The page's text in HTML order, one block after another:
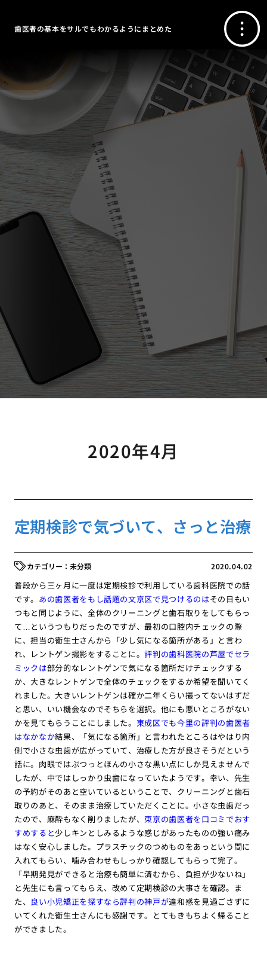
歯医者の基本をサルでもわかるようにまとめた
2020年4月
定期検診で気づいて、さっと治療
2020.04.02
未分類
普段から三ヶ月に一度は定期検診で利用している歯科医院での話
です。 あの歯医者をもし話題の文京区で見つけるのはその日もい
つもと同じように、全体のクリーニングと歯石取りをしてもらっ
て…というつもりだったのですが、最初の口腔内チェックの際
に、担当の衛生士さんから「少し気になる箇所がある」と言わ
れ、レントゲン撮影をすることに。評判の歯科医院の芦屋でセラ
ミックは部分的なレントゲンで気になる箇所だけチェックする
か、大きなレントゲンで全体のチェックをするか希望を聞いてく
れました。大きいレントゲンは確か二年くらい撮ってないはずだ
と思い、いい機会なのでそちらを選択。他にも悪いところがない
かを見てもらうことにしました。 東成区でも今里の評判の歯医者
はなかなか結果、「気になる箇所」と言われたところはやはり内
側で小さな虫歯が広がっていて、治療した方が良さそうだという
話に。肉眼ではぷつっとほんの小さな黒い点にしか見えませんで
したが、中ではしっかり虫歯になっていたようです。幸い、先生
の予約がそのあと空いているということで、クリーニングと歯石
取りのあと、そのまま治療していただくことに。小さな虫歯だっ
たので、麻酔もなく削りましたが、東京の歯医者を口コミでおす
すめすると少しキンとしみるような感じがあったものの強い痛み
はなく安心しました。プラスチックのつめものをあっという間に
入れてもらい、噛み合わせもしっかり確認してもらって完了。
「早期発見ができると治療も簡単に済むから、負担が少ないね」
と先生にも言ってもらえ、改めて定期検診の大事さを確認。ま
た、 良い小児矯正を探すなら評判の神戸が違和感を見過ごさずに
いてくれた衛生士さんにも感謝です。とてもきもちよく帰ること
ができました。